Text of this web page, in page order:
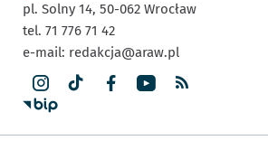
pl. Solny 14, 50-062 Wrocław
tel. 71 776 71 42
e-mail: redakcja@araw.pl